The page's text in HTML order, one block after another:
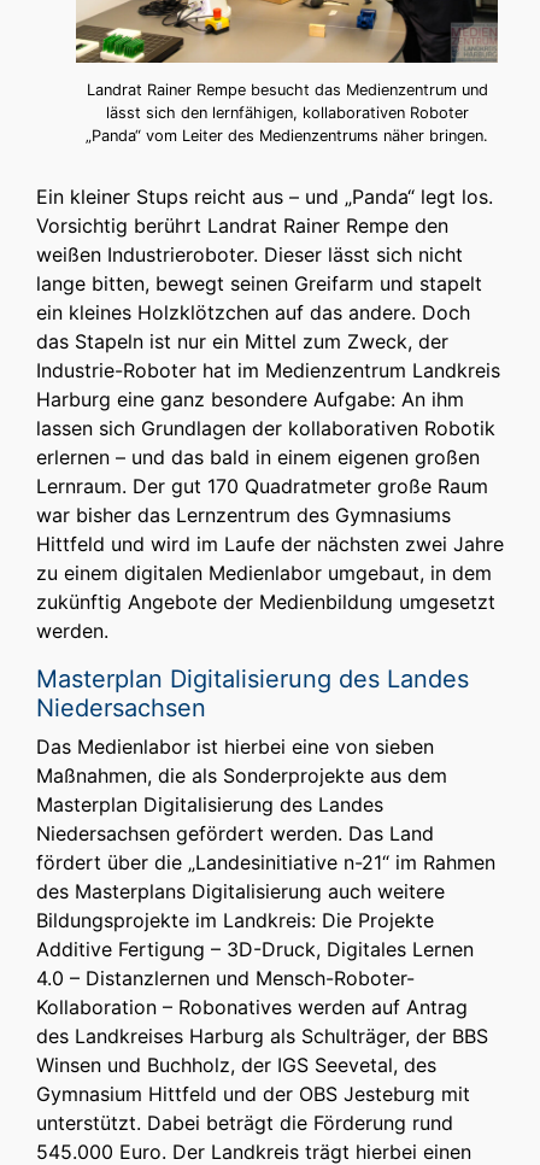
Landrat Rainer Rempe besucht das Medienzentrum und
lässt sich den lernfähigen, kollaborativen Roboter
„Panda“ vom Leiter des Medienzentrums näher bringen.
Ein kleiner Stups reicht aus – und „Panda“ legt los.
Vorsichtig berührt Landrat Rainer Rempe den
weißen Industrieroboter. Dieser lässt sich nicht
lange bitten, bewegt seinen Greifarm und stapelt
ein kleines Holzklötzchen auf das andere. Doch
das Stapeln ist nur ein Mittel zum Zweck, der
Industrie-Roboter hat im Medienzentrum Landkreis
Harburg eine ganz besondere Aufgabe: An ihm
lassen sich Grundlagen der kollaborativen Robotik
erlernen – und das bald in einem eigenen großen
Lernraum. Der gut 170 Quadratmeter große Raum
war bisher das Lernzentrum des Gymnasiums
Hittfeld und wird im Laufe der nächsten zwei Jahre
zu einem digitalen Medienlabor umgebaut, in dem
zukünftig Angebote der Medienbildung umgesetzt
werden.
Masterplan Digitalisierung des Landes
Niedersachsen
Das Medienlabor ist hierbei eine von sieben
Maßnahmen, die als Sonderprojekte aus dem
Masterplan Digitalisierung des Landes
Niedersachsen gefördert werden. Das Land
fördert über die „Landesinitiative n-21“ im Rahmen
des Masterplans Digitalisierung auch weitere
Bildungsprojekte im Landkreis: Die Projekte
Additive Fertigung – 3D-Druck, Digitales Lernen
4.0 – Distanzlernen und Mensch-Roboter-
Kollaboration – Robonatives werden auf Antrag
des Landkreises Harburg als Schulträger, der BBS
Winsen und Buchholz, der IGS Seevetal, des
Gymnasium Hittfeld und der OBS Jesteburg mit
unterstützt. Dabei beträgt die Förderung rund
545.000 Euro. Der Landkreis trägt hierbei einen